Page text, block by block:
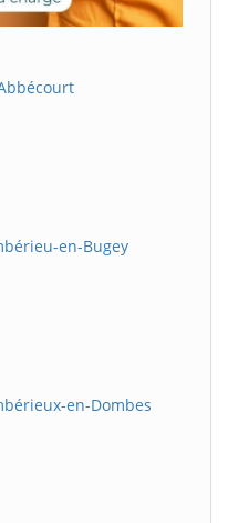
en-Bugey
en-Dombes